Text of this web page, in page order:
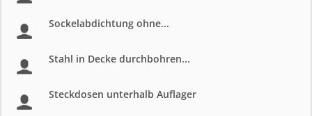
Sockelabdichtung ohne...
Stahl in Decke durchbohren...
Steckdosen unterhalb Auflager